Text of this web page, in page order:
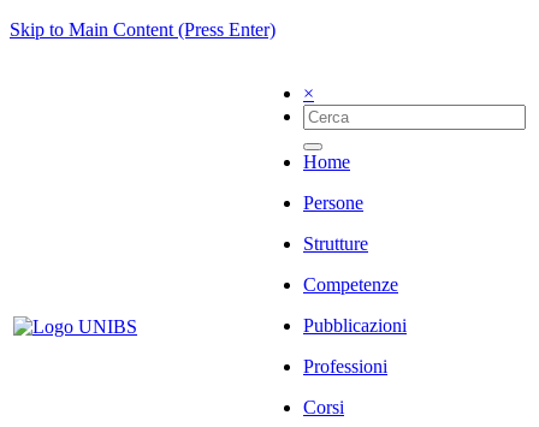
Skip to Main Content (Press Enter)
×
Home
Persone
Strutture
Competenze
Pubblicazioni
Professioni
Corsi